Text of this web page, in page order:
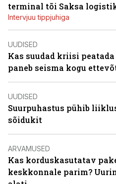
terminal tõi Saksa
Intervjuu tippjuhiga
UUDISED
Kas suudad kriisi
paneb seisma kogu
UUDISED
Suurpuhastus pühib
sõidukit
ARVAMUSED
Kas korduskasutatav
keskkonnale parim?